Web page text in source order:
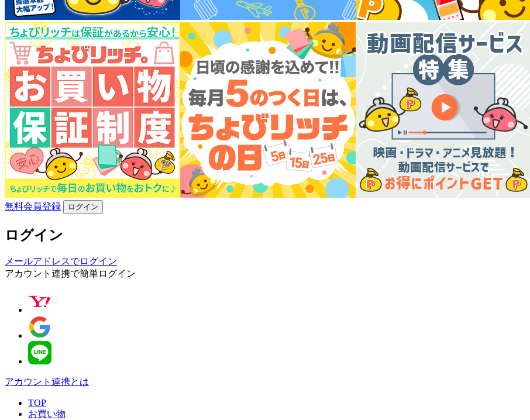
無料会員登録 ログイン
ログイン
メールアドレスでログイン
アカウント連携で簡単ログイン
アカウント連携とは
TOP
お買い物